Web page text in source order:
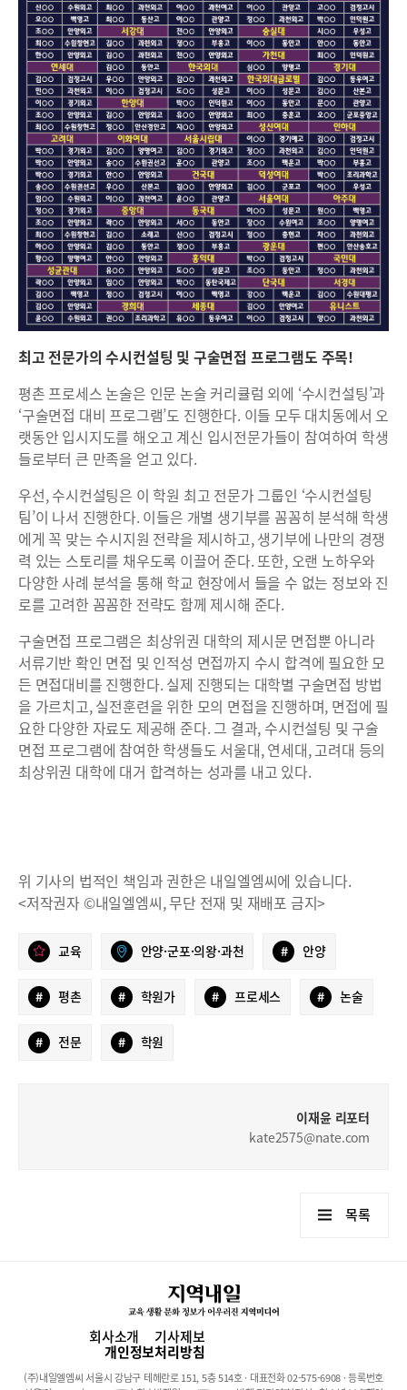
최고 전문가의 수시컨설팅 및 구술면접 프로그램도 주목!
평촌 프로세스 논술은 인문 논술 커리큘럼 외에 ‘수시컨설팅’과
‘구술면접 대비 프로그램’도 진행한다. 이들 모두 대치동에서 오
랫동안 입시지도를 해오고 계신 입시전문가들이 참여하여 학생
들로부터 큰 만족을 얻고 있다.
우선, 수시컨설팅은 이 학원 최고 전문가 그룹인 ‘수시컨설팅
팀’이 나서 진행한다. 이들은 개별 생기부를 꼼꼼히 분석해 학생
에게 꼭 맞는 수시지원 전략을 제시하고, 생기부에 나만의 경쟁
력 있는 스토리를 채우도록 이끌어 준다. 또한, 오랜 노하우와
다양한 사례 분석을 통해 학교 현장에서 들을 수 없는 정보와 진
로를 고려한 꼼꼼한 전략도 함께 제시해 준다.
구술면접 프로그램은 최상위권 대학의 제시문 면접뿐 아니라
서류기반 확인 면접 및 인적성 면접까지 수시 합격에 필요한 모
든 면접대비를 진행한다. 실제 진행되는 대학별 구술면접 방법
을 가르치고, 실전훈련을 위한 모의 면접을 진행하며, 면접에 필
요한 다양한 자료도 제공해 준다. 그 결과, 수시컨설팅 및 구술
면접 프로그램에 참여한 학생들도 서울대, 연세대, 고려대 등의
최상위권 대학에 대거 합격하는 성과를 내고 있다.
위 기사의 법적인 책임과 권한은 내일엘엠씨에 있습니다.
<저작권자 ©내일엘엠씨, 무단 전재 및 재배포 금지>
교육 안양·군포·의왕·과천 # 안양
# 평촌 # 학원가 # 프로세스 # 논술
# 전문 # 학원
이재윤 리포터
kate2575@nate.com
목록
회사소개 기사제보
개인정보처리방침
(주)내일엘엠씨 서울시 강남구 테헤란로 151, 5층 514호 · 대표전화 02-575-6908 · 등록번호